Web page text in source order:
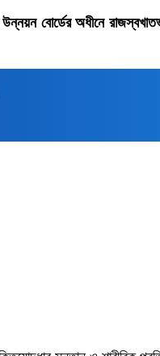
উন্নয়ন বোর্ডের অধীনে